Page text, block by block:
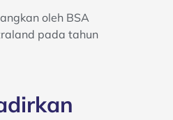
oleh BSA
pada tahun